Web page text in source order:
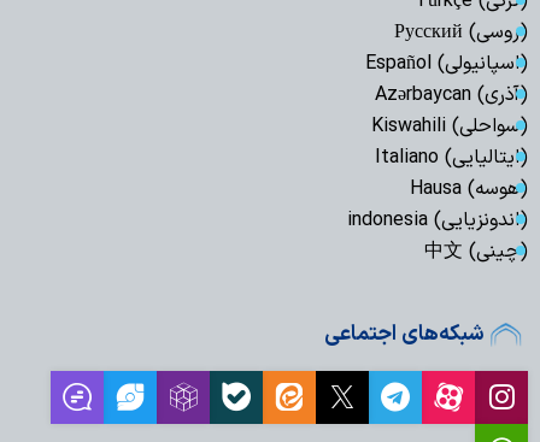
(روسی) Русский
(اسپانیولی) Español
(آذری) Azərbaycan
(سواحلی) Kiswahili
(ایتالیایی) Italiano
(هوسه) Hausa
(اندونزیایی) indonesia
(چینی) 中文
شبکه‌های اجتماعی